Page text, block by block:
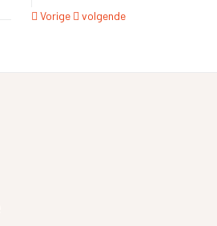
Vorige volgende